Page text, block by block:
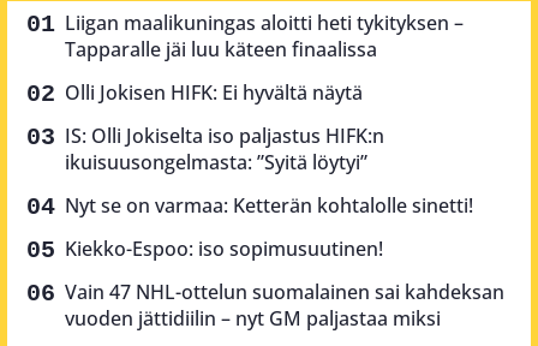
Liigan maalikuningas aloitti heti tykityksen –
Tapparalle jäi luu käteen finaalissa
Olli Jokisen HIFK: Ei hyvältä näytä
IS: Olli Jokiselta iso paljastus HIFK:n
ikuisuusongelmasta: ”Syitä löytyi”
Nyt se on varmaa: Ketterän kohtalolle sinetti!
Kiekko-Espoo: iso sopimusuutinen!
Vain 47 NHL-ottelun suomalainen sai kahdeksan
vuoden jättidiilin – nyt GM paljastaa miksi